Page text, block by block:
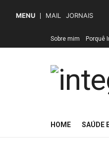
MENU MAIL JORNAIS
Sobre mim Porquê
HOME SAÚDE